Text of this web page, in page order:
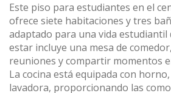
Este piso para estudiantes en el
ofrece siete habitaciones y tres
adaptado para una vida estudiantil
estar incluye una mesa de
reuniones y compartir momentos
La cocina está equipada con
lavadora, proporcionando las